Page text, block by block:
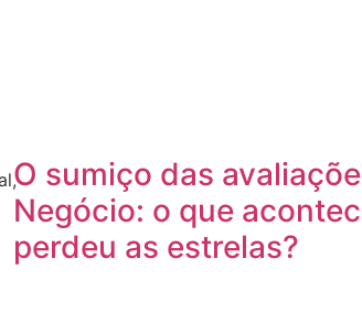
O sumiço das
Negócio: o que
perdeu as estrelas?